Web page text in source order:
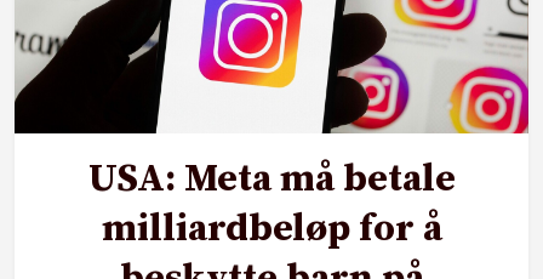
USA: Meta må betale
milliardbeløp for å